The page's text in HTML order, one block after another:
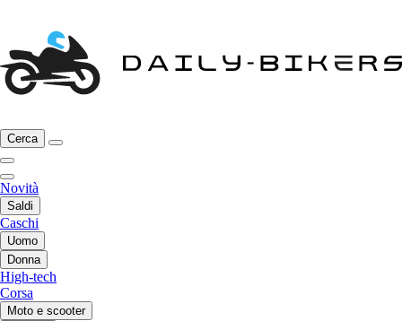
Cerca
Novità
Saldi
Caschi
Uomo
Donna
High-tech
Corsa
Moto e scooter